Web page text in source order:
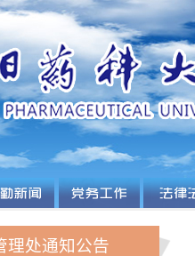
理处通知公告